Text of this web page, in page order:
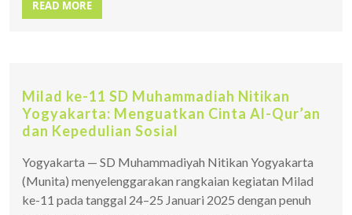
READ MORE
Milad ke-11 SD Muhammadiah Nitikan
Yogyakarta: Menguatkan Cinta Al-Qur’an
dan Kepedulian Sosial
Yogyakarta — SD Muhammadiyah Nitikan Yogyakarta
(Munita) menyelenggarakan rangkaian kegiatan Milad
ke-11 pada tanggal 24–25 Januari 2025 dengan penuh